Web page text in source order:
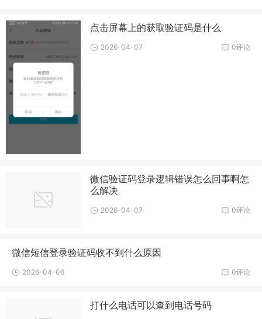
点击屏幕上的获取验证码是什么
0评论
2026-04-07
微信验证码登录逻辑错误怎么回事啊怎
么解决
0评论
2026-04-07
微信短信登录验证码收不到什么原因
0评论
2026-04-06
打什么电话可以查到电话号码